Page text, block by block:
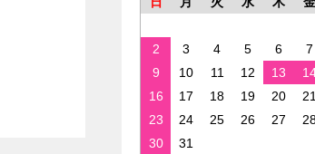
2
3 4 5 6 7
9
10 11 12 13
16
17 18 19 20 21
23
24 25 26 27
30
31